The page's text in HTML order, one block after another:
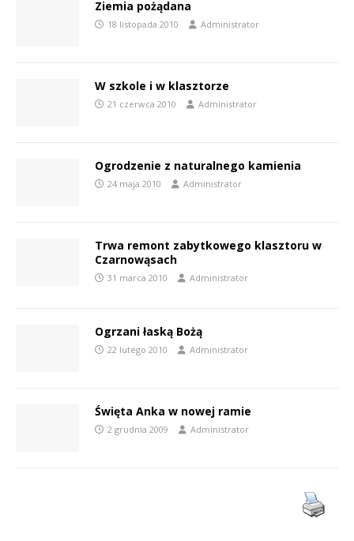
Ziemia pożądana
18 listopada 2010 Administrator
W szkole i w klasztorze
21 czerwca 2010 Administrator
Ogrodzenie z naturalnego kamienia
24 maja 2010 Administrator
Trwa remont zabytkowego klasztoru w
Czarnowąsach
31 marca 2010 Administrator
Ogrzani łaską Bożą
22 lutego 2010 Administrator
Święta Anka w nowej ramie
2 grudnia 2009 Administrator